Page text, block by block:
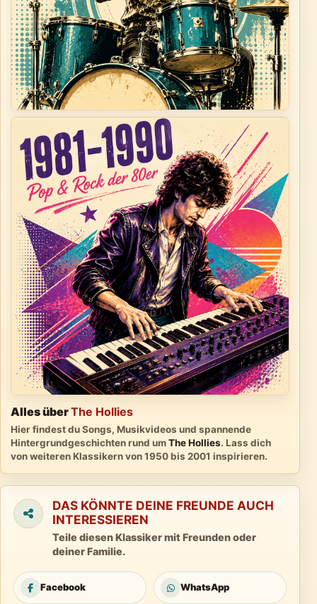
Alles überThe Hollies
Hier findest du Songs, Musikvideos und spannende
Hintergrundgeschichten rund umThe Hollies. Lass dich
von weiteren Klassikern von 1950 bis 2001 inspirieren.
DAS KÖNNTE DEINE FREUNDE AUCH
INTERESSIEREN
Teile diesen Klassiker mit Freunden oder
deiner Familie.
Facebook WhatsApp